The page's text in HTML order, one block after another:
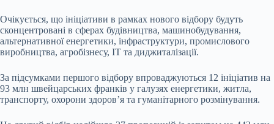
Очікується, що ініціативи в рамках нового відбору будуть
сконцентровані в сферах будівництва, машинобудування,
альтернативної енергетики, інфраструктури, промислового
виробництва, агробізнесу, ІТ та диджиталізації.
За підсумками першого відбору впроваджуються 12 ініціатив на
93 млн швейцарських франків у галузях енергетики, житла,
транспорту, охорони здоров’я та гуманітарного розмінування.